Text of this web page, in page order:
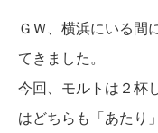
ＧＷ、横浜にいる間
てきました。
今回、モルトは２杯
はどちらも「あたり